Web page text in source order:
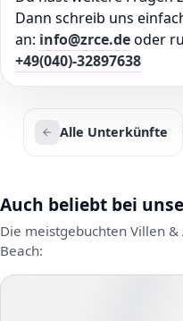
Dann schreib uns
an: info@zrce.deoder
+49(040)-32897638
Alle Unterkünfte
Auch beliebt bei
Die meistgebuchten Villen
Beach: